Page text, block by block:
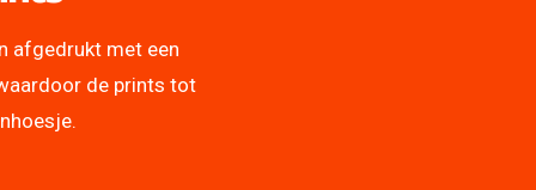
afgedrukt met een
de prints tot